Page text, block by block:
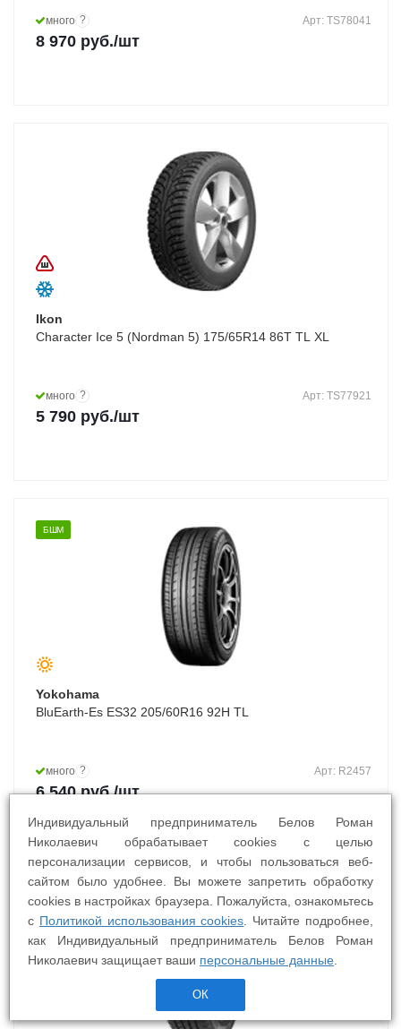
много ? Арт: TS78041
8 970 руб./шт
Ikon
Character Ice 5 (Nordman 5) 175/65R14 86T TL XL
много ? Арт: TS77921
5 790 руб./шт
БШМ
Yokohama
BluEarth-Es ES32 205/60R16 92H TL
много ? Арт: R2457
6 540руб./шт
БШМ
Индивидуальный предприниматель Белов Роман
Николаевич обрабатывает cookies с целью
персонализации сервисов, и чтобы пользоваться веб-
сайтом было удобнее. Вы можете запретить обработку
cookies в настройках браузера. Пожалуйста, ознакомьтесь
с Политикой использования cookies . Читайте подробнее,
как Индивидуальный предприниматель Белов Роман
Николаевич защищает ваши персональные данные
ОК